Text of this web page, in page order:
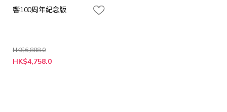
響100周年紀念版
HK$6,888.0
特
殊
HK$4,758.0